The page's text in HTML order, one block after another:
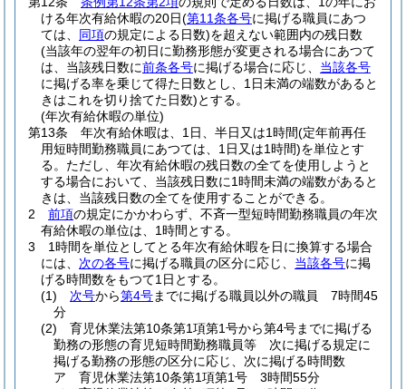
ける年次有給休暇の20日(第11条各号に掲げる職員にあつ
ては、 同項の規定による日数)を超えない範囲内の残日数
(当該年の翌年の初日に勤務形態が変更される場合にあつて
は、当該残日数に前条各号に掲げる場合に応じ、 当該各号
に掲げる率を乗じて得た日数とし、1日未満の端数があると
きはこれを切り捨てた日数)とする。
(年次有給休暇の単位)
第13条
年次有給休暇は、1日、半日又は1時間(定年前再任
用短時間勤務職員にあつては、1日又は1時間)を単位とす
る。 ただし、年次有給休暇の残日数の全てを使用しようと
する場合において、当該残日数に1時間未満の端数があると
きは、当該残日数の全てを使用することができる。
2
前項の規定にかかわらず、不斉一型短時間勤務職員の年次
有給休暇の単位は、1時間とする。
3
1時間を単位としてとる年次有給休暇を日に換算する場合
には、 次の各号に掲げる職員の区分に応じ、 当該各号に掲
げる時間数をもつて1日とする。
(1)
次号から第4号までに掲げる職員以外の職員 7時間45
分
(2)
育児休業法第10条第1項第1号から第4号までに掲げる
勤務の形態の育児短時間勤務職員等 次に掲げる規定に
掲げる勤務の形態の区分に応じ、次に掲げる時間数
ア
育児休業法第10条第1項第1号 3時間55分